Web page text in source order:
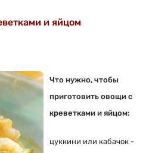
и яйцом
Что нужно, чтобы
приготовить овощи с
креветками и яйцом:
цуккини или кабачок -